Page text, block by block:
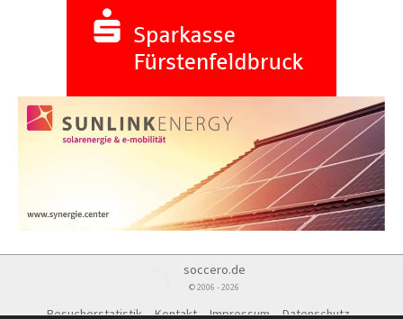
soccero.de
© 2006 - 2026
Besucherstatistik Kontakt Impressum Datenschutz